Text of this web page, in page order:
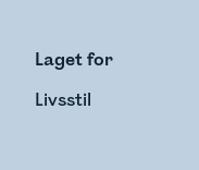
Laget for
Livsstil